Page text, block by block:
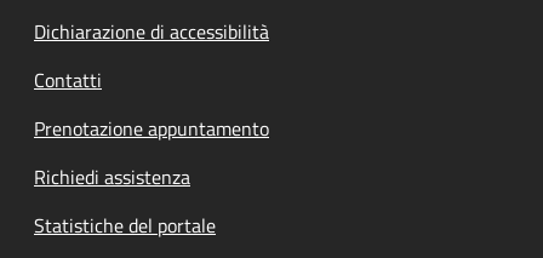
Dichiarazione di accessibilità
Contatti
Prenotazione appuntamento
Richiedi assistenza
Statistiche del portale